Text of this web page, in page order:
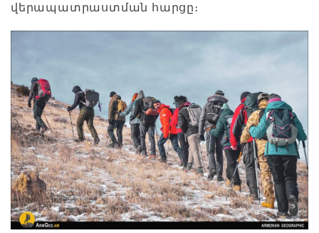
վերապատրաստման հարցը։